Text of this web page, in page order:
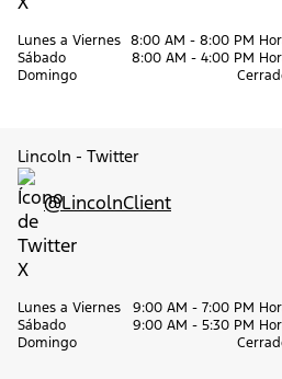
Lunes a Viernes 8:00 AM - 8:00 PM
Sábado
8:00 AM - 4:00 PM
Domingo
Lincoln - Twitter
@LincolnClient
Lunes a Viernes
9:00 AM - 7:00 PM
Sábado
9:00 AM - 5:30 PM
Domingo